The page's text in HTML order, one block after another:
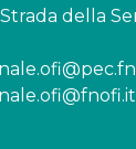
della